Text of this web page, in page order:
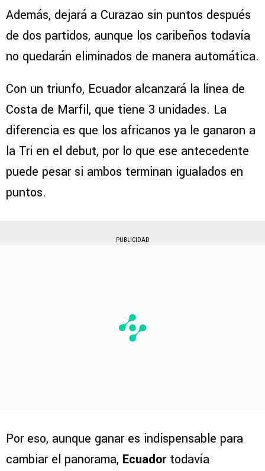
Además, dejará a Curazao sin puntos después
de dos partidos, aunque los caribeños todavía
no quedarán eliminados de manera automática.
Con un triunfo, Ecuador alcanzará la línea de
Costa de Marfil, que tiene 3 unidades. La
diferencia es que los africanos ya le ganaron a
la Tri en el debut, por lo que ese antecedente
puede pesar si ambos terminan igualados en
puntos.
PUBLICIDAD
Por eso, aunque ganar es indispensable para
cambiar el panorama, Ecuador todavía